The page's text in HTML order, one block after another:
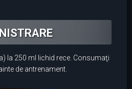
la 250 ml lichid rece. Consumaţi
de antrenament.